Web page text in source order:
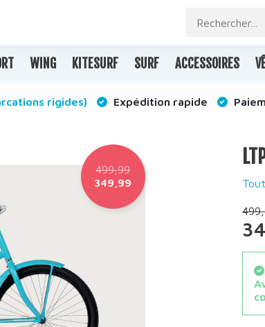
WING KITESURF SURF ACCESSOIRES
rigides) Expédition rapide
499,99
349,99